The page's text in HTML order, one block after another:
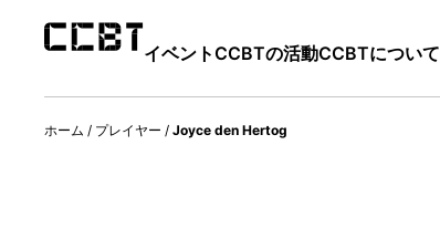
イベントCCBTの活動CCBTについて
ホーム / プレイヤー / Joyce den Hertog